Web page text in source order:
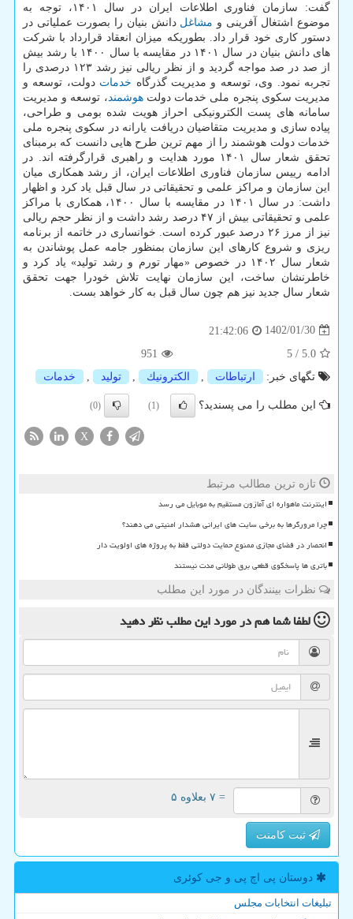
گفت: سازمان فناوری اطلاعات ایران در سال ۱۴۰۱، توجه به
موضوع اشتغال آفرینی و مشاغل دانش بنیان را بصورت عملیاتی در
دستور کاری خود قرار داد. بطوریکه میزان انعقاد قرارداد با شرکت
های دانش بنیان در سال ۱۴۰۱ در مقایسه با سال ۱۴۰۰ با رشد بیش
از صد در صد مواجه گردید و از نظر ریالی نیز رشد ۱۲۳ درصدی را
تجربه نمود. وی، توسعه و مدیریت گذرگاه خدمات دولت، توسعه و
مدیریت سکوی پنجره ملی خدمات دولتهوشمند ، توسعه و مدیریت
سامانه های پست الکترونیکی احراز هویت شده بومی و طراحی،
پیاده سازی و مدیریت متقاضیان دریافت یارانه در سکوی پنجره ملی
خدمات دولت هوشمند را از مهم ترین طرح هایی دانست که برمبنای
تحقق شعار سال ۱۴۰۱ مورد هدایت و راهبری قرارگرفته اند. در
ادامه رییس سازمان فناوری اطلاعات ایران، از رشد همکاری میان
این سازمان و مراکز علمی و تحقیقاتی در سال قبل یاد کرد و اظهار
داشت: در سال ۱۴۰۱ در مقایسه با سال ۱۴۰۰، همکاری با مراکز
علمی و تحقیقاتی بیش از ۴۷ درصد رشد داشت و از نظر حجم ریالی
نیز از مرز ۲۶ درصد عبور کرده است. خوانساری در خاتمه از برنامه
ریزی و شروع کارهای این سازمان بمنظور جامه عمل پوشاندن به
شعار سال ۱۴۰۲ در خصوص «مهار تورم و رشد تولید» یاد کرد و
خاطرنشان ساخت، این سازمان نهایت تلاش خودرا جهت تحقق
شعار سال جدید نیز هم چون سال قبل به کار خواهد بست.
1402/01/30
21:42:06
5.0
/
5
951
تگهای خبر:
ارتباطات الكترونیك تولید خدمات
این مطلب را می پسندید؟ (1)
(0)
X
تازه ترین مطالب مرتبط
اینترنت ماهواره ای آمازون مستقیم به موبایل می رسد
چرا مرورگرها به برخی سایت های ایرانی هشدار امنیتی می دهند؟
انحصار در فضای مجازی ممنوع حمایت دولتی فقط به پروژه های اولویت دار
باتری ها پاسخگوی قطعی برق طولانی مدت نیستند
نظرات بینندگان در مورد این مطلب
لطفا شما همدر مورد این مطلبنظر دهید
= ۷ بعلاوه ۵
ثبت کامنت
دوستان پی اچ پی و جی كوئری
تبلیغات انتخابات مجلس